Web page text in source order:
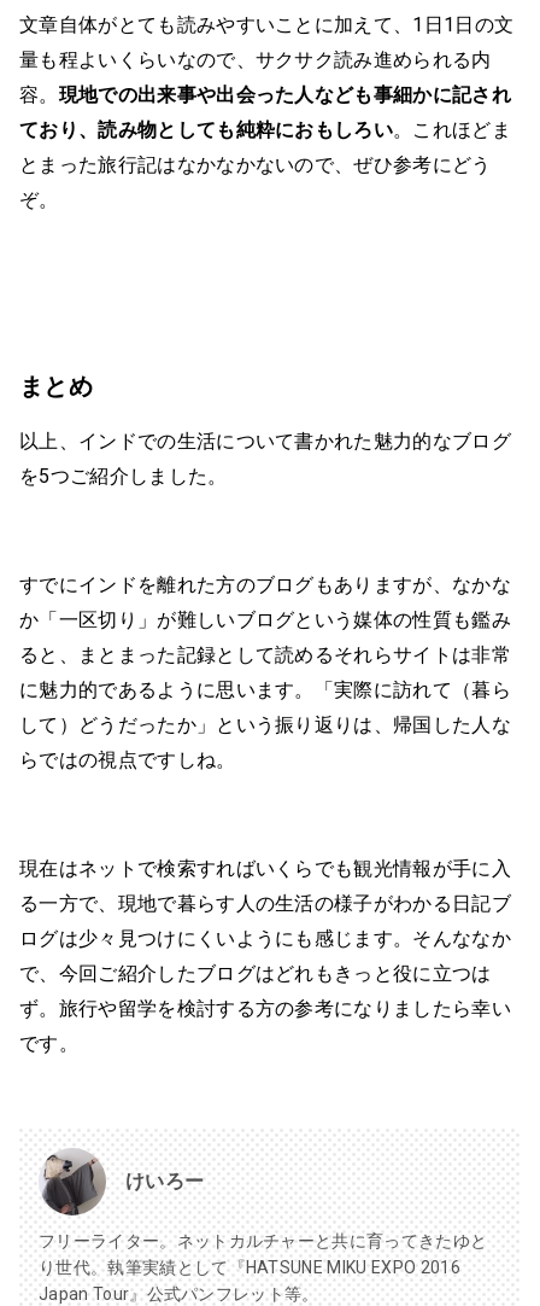
文章自体がとても読みやすいことに加えて、1日1日の文
量も程よいくらいなので、サクサク読み進められる内
容。 現地での出来事や出会った人なども事細かに記され
ており、読み物としても純粋におもしろい。これほどま
とまった旅行記はなかなかないので、ぜひ参考にどう
ぞ。
まとめ
以上、インドでの生活について書かれた魅力的なブログ
を5つご紹介しました。
すでにインドを離れた方のブログもありますが、なかな
か「一区切り」が難しいブログという媒体の性質も鑑み
ると、まとまった記録として読めるそれらサイトは非常
に魅力的であるように思います。「実際に訪れて（暮ら
して）どうだったか」という振り返りは、帰国した人な
らではの視点ですしね。
現在はネットで検索すればいくらでも観光情報が手に入
る一方で、現地で暮らす人の生活の様子がわかる日記ブ
ログは少々見つけにくいようにも感じます。そんななか
で、今回ご紹介したブログはどれもきっと役に立つは
ず。旅行や留学を検討する方の参考になりましたら幸い
です。
けいろー
フリーライター。ネットカルチャーと共に育ってきたゆと
り世代。執筆実績として『HATSUNE MIKU EXPO 2016
Japan Tour』公式パンフレット等。